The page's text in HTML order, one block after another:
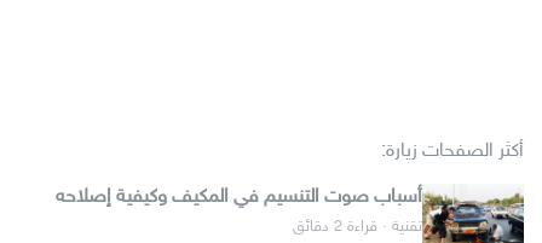
أكثر الصفحات زيارة:
أسباب صوت التنسيم في المكيف وكيفية إصلاحه
تقنية · قراءة 2 دقائق